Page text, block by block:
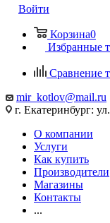
Войти
Корзина0
Избранные
Сравнение
mir_kotlov@mail.ru
г. Екатеринбург:
О компании
Услуги
Как купить
Производители
Магазины
Контакты
...